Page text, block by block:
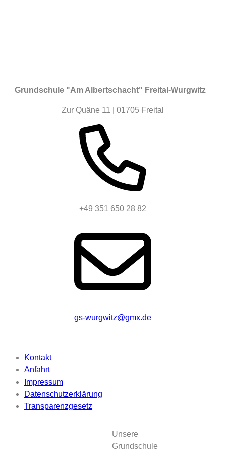
Grundschule "Am Albertschacht" Freital-Wurgwitz
Zur Quäne 11 | 01705 Freital
+49 351 650 28 82
gs-wurgwitz@gmx.de
Kontakt
Anfahrt
Impressum
Datenschutzerklärung
Transparenzgesetz
Unsere
Grundschule